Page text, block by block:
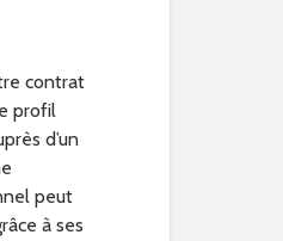
contrat
profil
d’un
peut
à ses